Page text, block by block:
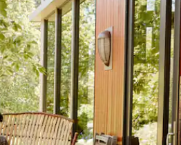
les parcourir ou en appuyant et en